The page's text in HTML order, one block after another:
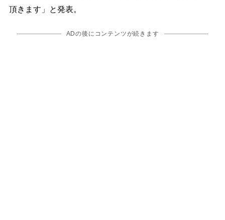
頂きます」と発表。
ADの後にコンテンツが続きます